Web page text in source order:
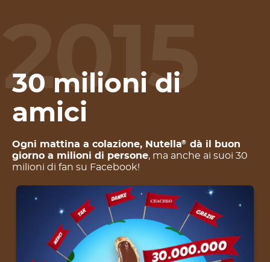
2015
30 milioni di
amici
Ogni mattina a colazione, Nutella® dà il buon
giorno a milioni di persone, ma anche ai suoi 30
milioni di fan su Facebook!